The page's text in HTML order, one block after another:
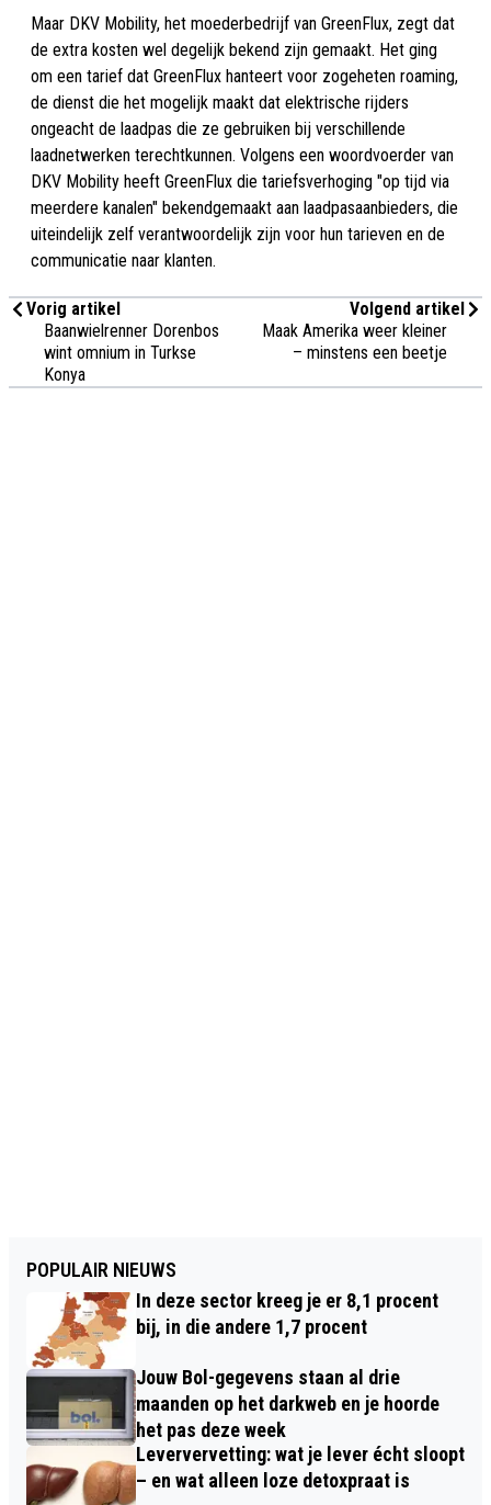
Maar DKV Mobility, het moederbedrijf van GreenFlux, zegt dat
de extra kosten wel degelijk bekend zijn gemaakt. Het ging
om een tarief dat GreenFlux hanteert voor zogeheten roaming,
de dienst die het mogelijk maakt dat elektrische rijders
ongeacht de laadpas die ze gebruiken bij verschillende
laadnetwerken terechtkunnen. Volgens een woordvoerder van
DKV Mobility heeft GreenFlux die tariefsverhoging "op tijd via
meerdere kanalen" bekendgemaakt aan laadpasaanbieders, die
uiteindelijk zelf verantwoordelijk zijn voor hun tarieven en de
communicatie naar klanten.
Vorig artikel
Baanwielrenner Dorenbos
wint omnium in Turkse
Konya
Volgend artikel
Maak Amerika weer kleiner
– minstens een beetje
POPULAIR NIEUWS
In deze sector kreeg je er 8,1 procent
bij, in die andere 1,7 procent
Jouw Bol-gegevens staan al drie
maanden op het darkweb en je hoorde
het pas deze week
Leververvetting: wat je lever écht sloopt
– en wat alleen loze detoxpraat is